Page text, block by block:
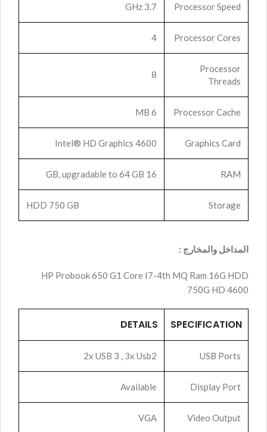
Processor Speed
3.7 GHz
Processor Cores
4
Processor
Threads
8
Processor Cache
6 MB
Graphics Card
Intel® HD Graphics 4600
RAM
16 GB, upgradable to 64 GB
Storage
HDD 750 GB
المداخل والمخارج :
HP Probook 650 G1 Core I7-4th MQ Ram 16G HDD
750G HD 4600
SPECIFICATION
DETAILS
USB Ports
2x USB 3 , 3x Usb2
Display Port
Available
Video Output
VGA